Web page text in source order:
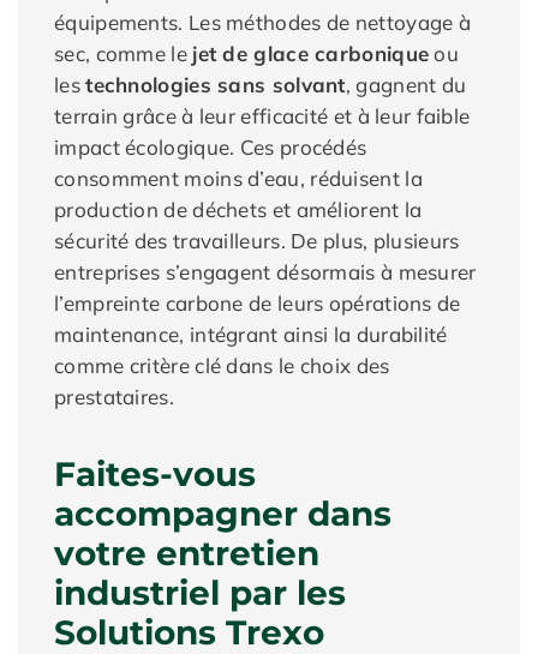
équipements. Les méthodes de nettoyage à
sec, comme le jet de glace carboniqueou
lestechnologies sans solvant, gagnent du
terrain grâce à leur efficacité et à leur faible
impact écologique. Ces procédés
consomment moins d’eau, réduisent la
production de déchets et améliorent la
sécurité des travailleurs. De plus, plusieurs
entreprises s’engagent désormais à mesurer
l’empreinte carbone de leurs opérations de
maintenance, intégrant ainsi la durabilité
comme critère clé dans le choix des
prestataires.
Faites-vous
accompagner dans
votre entretien
industriel par les
Solutions Trexo